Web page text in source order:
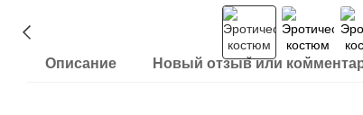
Описание Новый отзыв или